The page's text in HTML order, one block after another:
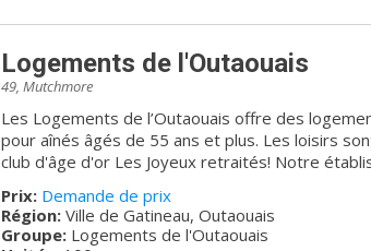
Logements de l'Outaouais
49, Mutchmore
Les Logements de l’Outaouais offre des
pour aînés âgés de 55 ans et plus. Les loisirs
club d'âge d'or Les Joyeux retraités! Notre établissement est situé
restaurants, épiceries (La Boite à Grain, IGA,
Provigo etc.) stations d'essence, garages,
Prix: Demande de prix
Région: Ville de Gatineau, Outaouais
Groupe: Logements de l'Outaouais